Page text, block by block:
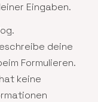
Eingaben.
deine
Formulieren.
keine